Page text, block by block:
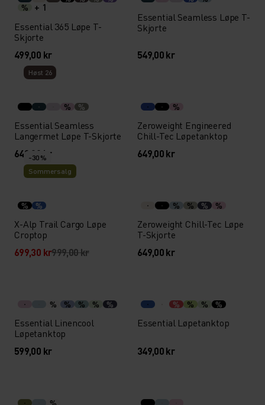
%
+ 1
Essential 365 Løpe T-
Skjorte
499,00 kr
Essential Seamless Løpe T-
Skjorte
549,00 kr
Høst 26
% %
Essential Seamless
Langermet Løpe T-Skjorte
649,00 kr
%
Zeroweight Engineered
Chill-Tec Løpetanktop
649,00 kr
-30 %
Sommersalg
% %
X-Alp Trail Cargo Løpe
Croptop
699,30 kr999,00 kr
% % % %
Zeroweight Chill-Tec Løpe
T-Skjorte
649,00 kr
% % % % %
Essential Linencool
Løpetanktop
599,00 kr
% % % %
Essential Løpetanktop
349,00 kr
%